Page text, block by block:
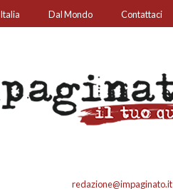
Italia Dal Mondo Contattaci
redazione@impaginato.it